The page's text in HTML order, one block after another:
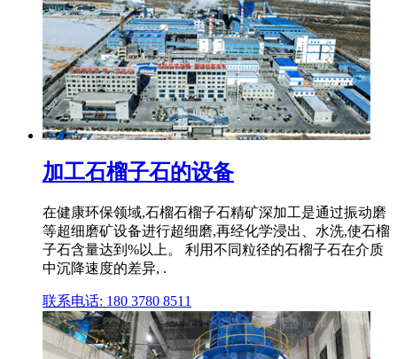
加工石榴子石的设备
在健康环保领域,石榴石榴子石精矿深加工是通过振动磨
等超细磨矿设备进行超细磨,再经化学浸出、水洗,使石榴
子石含量达到%以上。 利用不同粒径的石榴子石在介质
中沉降速度的差异, .
联系电话: 180 3780 8511